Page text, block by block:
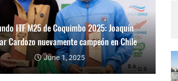
ITF M25 de Coquimbo 2025: Joaquín
Cardozo nuevamente campeón en Chile
June 1, 2025